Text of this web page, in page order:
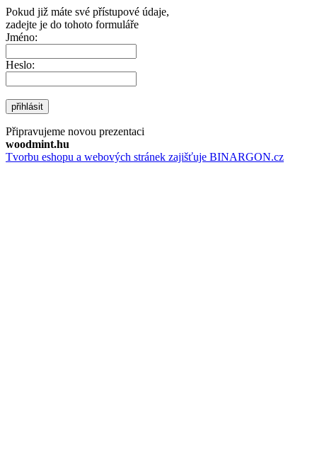
Pokud již máte své přístupové údaje,
zadejte je do tohoto formuláře
Jméno:
Heslo:
přihlásit
Připravujeme novou prezentaci
woodmint.hu
Tvorbu eshopu a webových stránek zajišťuje BINARGON.cz